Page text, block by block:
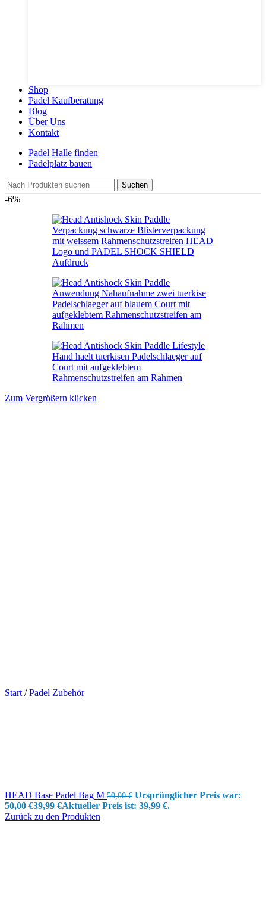
Shop
Padel Kaufberatung
Blog
Über Uns
Kontakt
Padel Halle finden
Padelplatz bauen
Suchen
-6%
Zum Vergrößern klicken
Start / Padel Zubehör
HEAD Base Padel Bag M 50,00€ Ursprünglicher Preis war:
50,00 €39,99 €Aktueller Preis ist: 39,99 €.
Zurück zu den Produkten